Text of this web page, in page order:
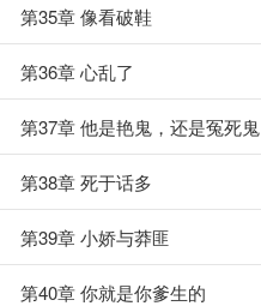
第35章 像看破鞋
第36章 心乱了
第37章 他是艳鬼，还是冤死鬼
第38章 死于话多
第39章 小娇与莽匪
第40章 你就是你爹生的